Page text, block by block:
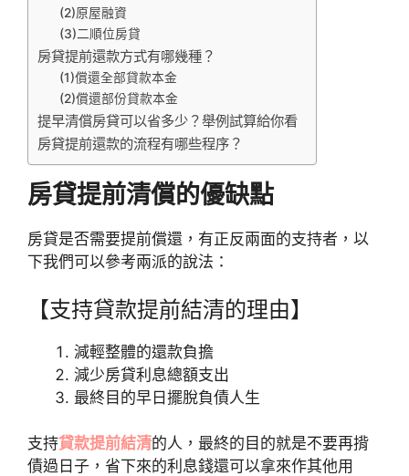
(2)原屋融資
(3)二順位房貸
房貸提前還款方式有哪幾種？
(1)償還全部貸款本金
(2)償還部份貸款本金
提早清償房貸可以省多少？舉例試算給你看
房貸提前還款的流程有哪些程序？
房貸提前清償的優缺點
房貸是否需要提前償還，有正反兩面的支持者，以
下我們可以參考兩派的說法：
【支持貸款提前結清的理由】
減輕整體的還款負擔
減少房貸利息總額支出
最終目的早日擺脫負債人生
支持貸款提前結清的人，最終的目的就是不要再揹
債過日子，省下來的利息錢還可以拿來作其他用